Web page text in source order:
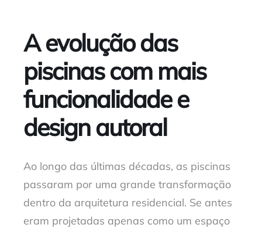
A evolução das
piscinas com mais
funcionalidade e
design autoral
Ao longo das últimas décadas, as piscinas
passaram por uma grande transformação
dentro da arquitetura residencial. Se antes
eram projetadas apenas como um espaço